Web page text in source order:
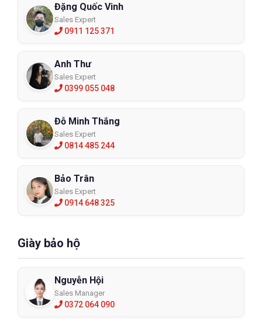
Đặng Quốc Vinh
Sales Expert
0911 125 371
Anh Thư
Sales Expert
0399 055 048
Đỗ Minh Thắng
Sales Expert
0814 485 244
Bảo Trân
Sales Expert
0914 648 325
Giày bảo hộ
Nguyễn Hội
Sales Manager
0372 064 090